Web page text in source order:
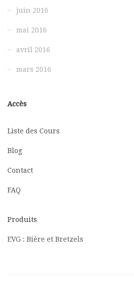
juin 2016
mai 2016
avril 2016
mars 2016
Accès
Liste des Cours
Blog
Contact
FAQ
Produits
EVG : Bière et Bretzels